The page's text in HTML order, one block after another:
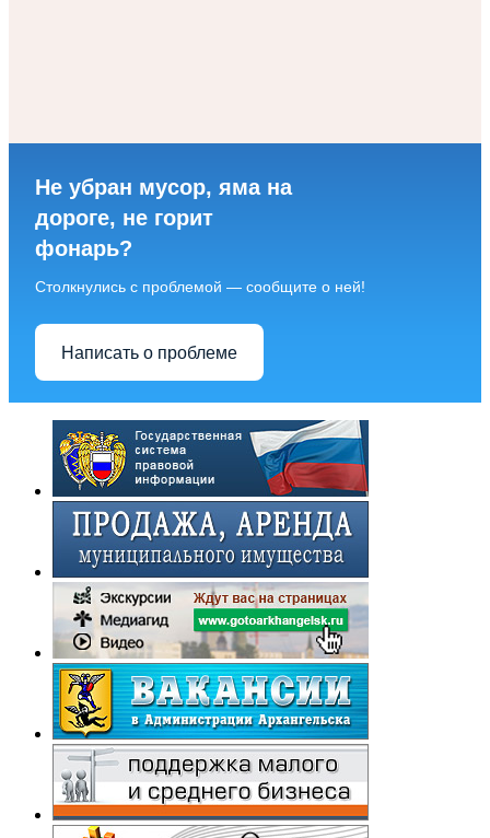
Не убран мусор, яма на
дороге, не горит
фонарь?
Столкнулись с проблемой — сообщите о ней!
Написать о проблеме